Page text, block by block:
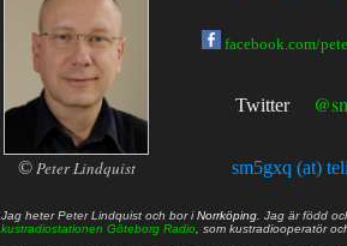
© Peter Lindquist
facebook.com/
Twitter
sm5gxq (at)
Jag heterPeter Lindquist och bor iNorrköping . Jag är född
kustradiostationen Göteborg Radio , som kustradiooperatör